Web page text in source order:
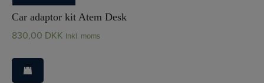
Car adaptor kit Atem Desk
830,00 DKK Inkl. moms